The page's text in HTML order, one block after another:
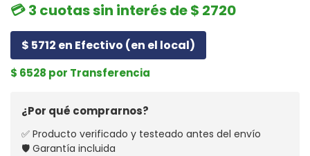
💳 3 cuotas sin interés de $ 2720
$ 5712 en Efectivo (en el local)
$ 6528 por Transferencia
¿Por qué comprarnos?
✅ Producto verificado y testeado antes del envío
🛡️ Garantía incluida